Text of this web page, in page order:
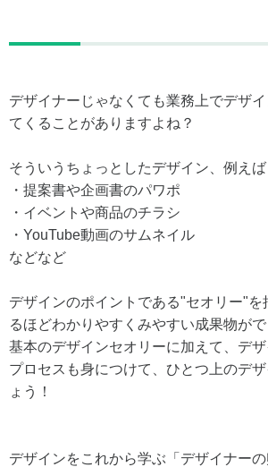
デザイナーじゃなくても業務上でデザ
てくることがありますよね？
そういうちょっとしたデザイン、例えば
・提案書や企画書のパワポ
・イベントや商品のチラシ
・YouTube動画のサムネイル
などなど
デザインのポイントである"セオリー"を
るほどわかりやすくみやすい成果物がで
基本のデザインセオリーに加えて、デ
プロセスも身につけて、ひとつ上のデ
ょう！
デザインをこれから学ぶ「デザイナー